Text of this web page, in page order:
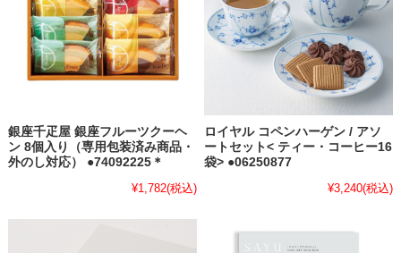
銀座千疋屋 銀座フルーツクーヘ
ン 8個入り（専用包装済み商品・
外のし対応） ●74092225＊
¥1,782(税込)
ロイヤル コペンハーゲン / アソ
ートセット< ティー・コーヒー16
袋> ●06250877
¥3,240(税込)